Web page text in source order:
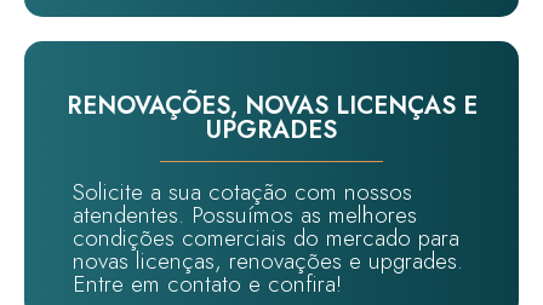
RENOVAÇÕES, NOVAS LICENÇAS E
UPGRADES
Solicite a sua cotação com nossos
atendentes. Possuímos as melhores
condições comerciais do mercado para
novas licenças, renovações e upgrades.
Entre em contato e confira!